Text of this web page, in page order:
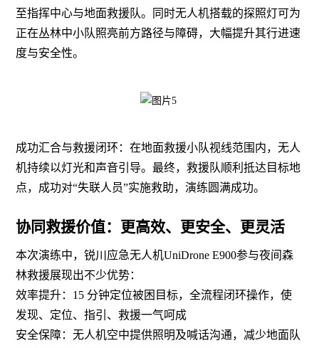
至指挥中心与地面救援队。同时无人机搭载的探照灯可为
正在丛林中小队照亮前方路径与障碍，大幅提升其行进速
度与安全性。
成功汇合与救援闭环：在地面救援小队视线范围内，无人
机持续以灯光和声音引导。最终，救援队顺利抵达目标地
点，成功对“失联人员”实施救助，演练圆满成功。
协同救援价值：更高效、更安全、更灵活
本次演练中，锐川应急无人机UniDrone E900参与夜间森
林救援展现出不少优势：
效率提升： 15 分钟定位被困目标，全流程闭环操作，使
发现、定位、指引、救援一气呵成
安全保障：无人机空中提供照明及喊话沟通，减少地面队